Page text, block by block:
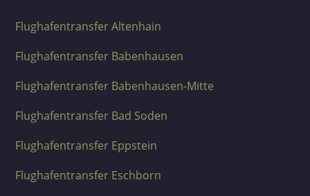
Flughafentransfer Altenhain
Flughafentransfer Babenhausen
Flughafentransfer Babenhausen-Mitte
Flughafentransfer Bad Soden
Flughafentransfer Eppstein
Flughafentransfer Eschborn